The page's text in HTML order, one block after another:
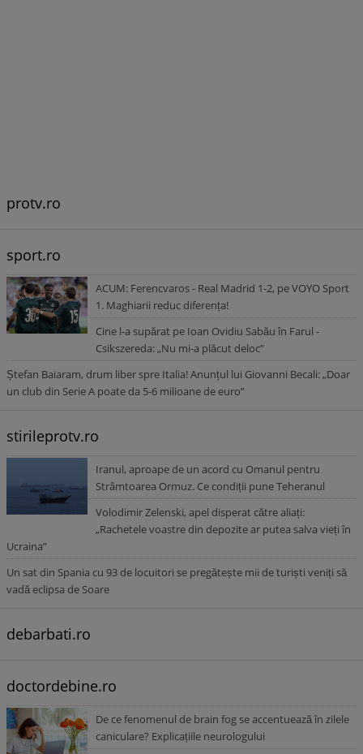
protv.ro
sport.ro
ACUM: Ferencvaros - Real Madrid 1-2, pe VOYO Sport
1. Maghiarii reduc diferența!
Cine l-a supărat pe Ioan Ovidiu Sabău în Farul -
Csikszereda: „Nu mi-a plăcut deloc”
Ștefan Baiaram, drum liber spre Italia! Anunțul lui Giovanni Becali: „Doar
un club din Serie A poate da 5-6 milioane de euro”
stirileprotv.ro
Iranul, aproape de un acord cu Omanul pentru
Strâmtoarea Ormuz. Ce condiții pune Teheranul
Volodimir Zelenski, apel disperat către aliați:
„Rachetele voastre din depozite ar putea salva vieți în
Ucraina”
Un sat din Spania cu 93 de locuitori se pregătește mii de turiști veniți să
vadă eclipsa de Soare
debarbati.ro
doctordebine.ro
De ce fenomenul de brain fog se accentuează în zilele
caniculare? Explicațiile neurologului